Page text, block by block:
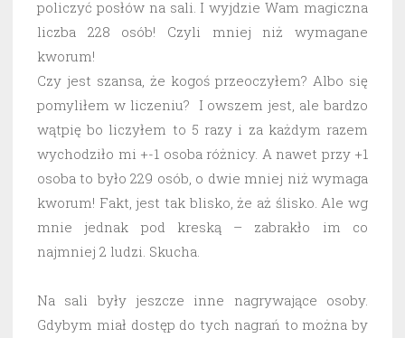
policzyć posłów na sali. I wyjdzie Wam magiczna
liczba 228 osób! Czyli mniej niż wymagane
kworum!
Czy jest szansa, że kogoś przeoczyłem? Albo się
pomyliłem w liczeniu? I owszem jest, ale bardzo
wątpię bo liczyłem to 5 razy i za każdym razem
wychodziło mi +-1 osoba różnicy. A nawet przy +1
osoba to było 229 osób, o dwie mniej niż wymaga
kworum! Fakt, jest tak blisko, że aż ślisko. Ale wg
mnie jednak pod kreską – zabrakło im co
najmniej 2 ludzi. Skucha.
Na sali były jeszcze inne nagrywające osoby.
Gdybym miał dostęp do tych nagrań to można by